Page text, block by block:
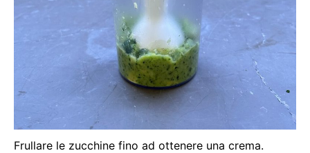
Frullare le zucchine fino ad ottenere una crema.